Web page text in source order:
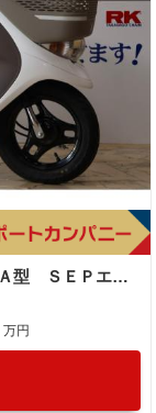
スズキ レッツバスケット 新車 ＣＡ４ＡＡ型 ＳＥＰエンジン
万円